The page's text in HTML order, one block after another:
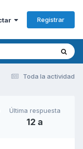
Registrar
Toda la actividad
Última respuesta
12 a